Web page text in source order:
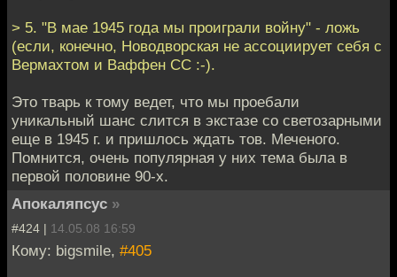
> 5. "В мае 1945 года мы проиграли войну" - ложь
(если, конечно, Новодворская не ассоциирует себя с
Вермахтом и Ваффен СС :-).
Это тварь к тому ведет, что мы проебали
уникальный шанс слится в экстазе со светозарными
еще в 1945 г. и пришлось ждать тов. Меченого.
Помнится, очень популярная у них тема была в
первой половине 90-х.
Апокаляпсус »
#424 | 14.05.08 16:59
Кому: bigsmile, #405